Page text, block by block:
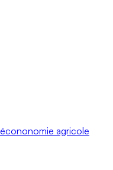
agricole